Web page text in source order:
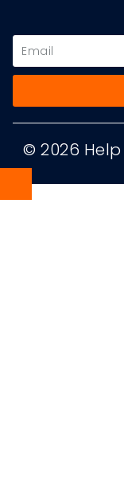
© 2026